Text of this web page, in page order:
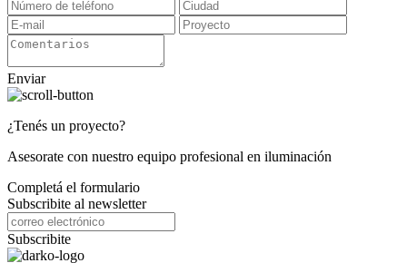
Enviar
¿Tenés un proyecto?
Asesorate con nuestro equipo profesional en iluminación
Completá el formulario
Subscribite al newsletter
Subscribite